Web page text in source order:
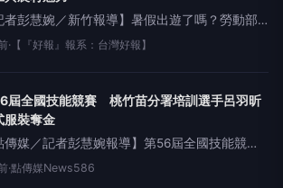
者彭慧婉／新竹報導】暑假出遊了嗎？勞動部
力發展署桃竹苗分署規劃「2026暑期遊程
程，邀請親子家庭、安親補習班、企業團體
· 【『好報』報系：台灣好報】
屆全國技能競賽 桃竹苗分署培訓選手呂羽昕
服裝奪金
傳媒／記者彭慧婉報導】第56屆全國技能競賽
2日圓滿落幕，勞動部勞動力發展署桃竹苗分
·點傳媒News586